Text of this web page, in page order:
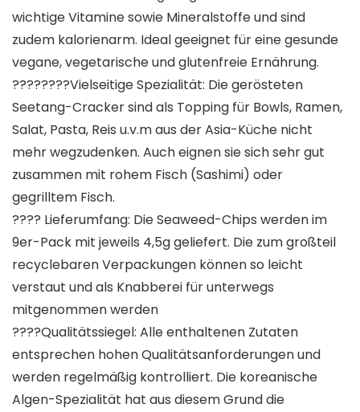
wichtige Vitamine sowie Mineralstoffe und sind
zudem kalorienarm. Ideal geeignet für eine gesunde
vegane, vegetarische und glutenfreie Ernährung.
????‍????Vielseitige Spezialität: Die gerösteten
Seetang-Cracker sind als Topping für Bowls, Ramen,
Salat, Pasta, Reis u.v.m aus der Asia-Küche nicht
mehr wegzudenken. Auch eignen sie sich sehr gut
zusammen mit rohem Fisch (Sashimi) oder
gegrilltem Fisch.
???? Lieferumfang: Die Seaweed-Chips werden im
9er-Pack mit jeweils 4,5g geliefert. Die zum großteil
recyclebaren Verpackungen können so leicht
verstaut und als Knabberei für unterwegs
mitgenommen werden
????Qualitätssiegel: Alle enthaltenen Zutaten
entsprechen hohen Qualitätsanforderungen und
werden regelmäßig kontrolliert. Die koreanische
Algen-Spezialität hat aus diesem Grund die